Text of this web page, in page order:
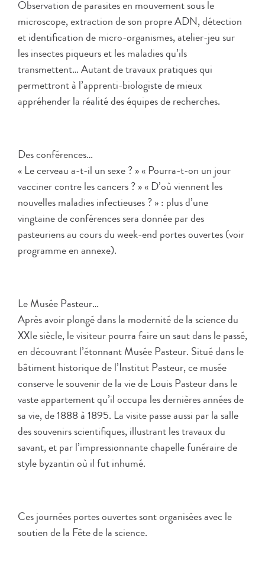
Observation de parasites en mouvement sous le
microscope, extraction de son propre ADN, détection
et identification de micro-organismes, atelier-jeu sur
les insectes piqueurs et les maladies qu’ils
transmettent… Autant de travaux pratiques qui
permettront à l’apprenti-biologiste de mieux
appréhender la réalité des équipes de recherches.
Des conférences…
« Le cerveau a-t-il un sexe ? » « Pourra-t-on un jour
vacciner contre les cancers ? » « D’où viennent les
nouvelles maladies infectieuses ? » : plus d’une
vingtaine de conférences sera donnée par des
pasteuriens au cours du week-end portes ouvertes (voir
programme en annexe).
Le Musée Pasteur…
Après avoir plongé dans la modernité de la science du
XXIe siècle, le visiteur pourra faire un saut dans le passé,
en découvrant l’étonnant Musée Pasteur. Situé dans le
bâtiment historique de l’Institut Pasteur, ce musée
conserve le souvenir de la vie de Louis Pasteur dans le
vaste appartement qu’il occupa les dernières années de
sa vie, de 1888 à 1895. La visite passe aussi par la salle
des souvenirs scientifiques, illustrant les travaux du
savant, et par l’impressionnante chapelle funéraire de
style byzantin où il fut inhumé.
Ces journées portes ouvertes sont organisées avec le
soutien de la Fête de la science.